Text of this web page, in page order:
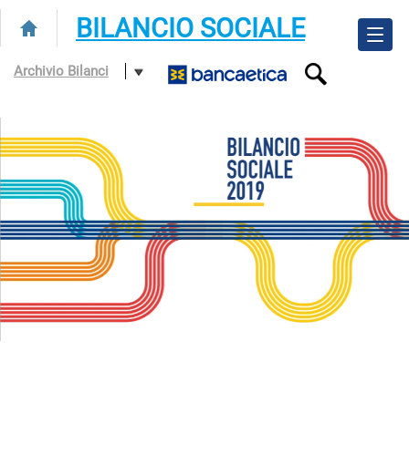
BILANCIO SOCIALE
Archivio Bilanci